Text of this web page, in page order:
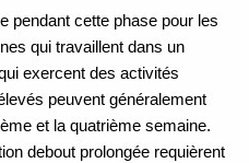
pendant cette phase pour les
qui travaillent dans un
exercent des activités
peuvent généralement
et la quatrième semaine.
debout prolongée requièrent